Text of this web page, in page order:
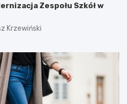
Zespołu Szkół w
Krzewiński